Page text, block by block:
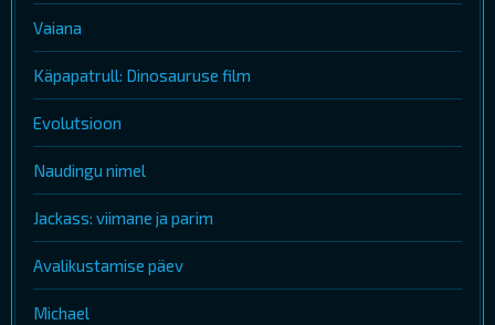
Vaiana
Käpapatrull: Dinosauruse film
Evolutsioon
Naudingu nimel
Jackass: viimane ja parim
Avalikustamise päev
Michael